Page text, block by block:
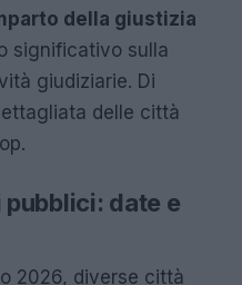
della giustizia
significativo sulla
giudiziarie. Di
delle città
date e
2026, diverse città